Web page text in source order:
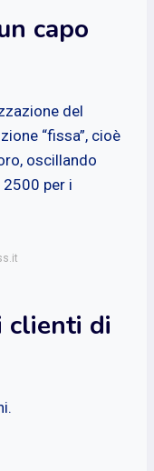
capo
del
“fissa”, cioè
oscillando
per i
clienti di